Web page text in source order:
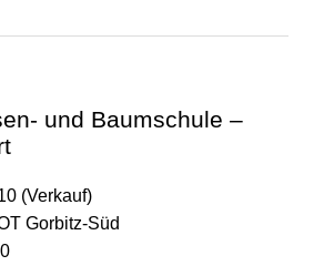
und Baumschule –
(Verkauf)
Gorbitz-Süd